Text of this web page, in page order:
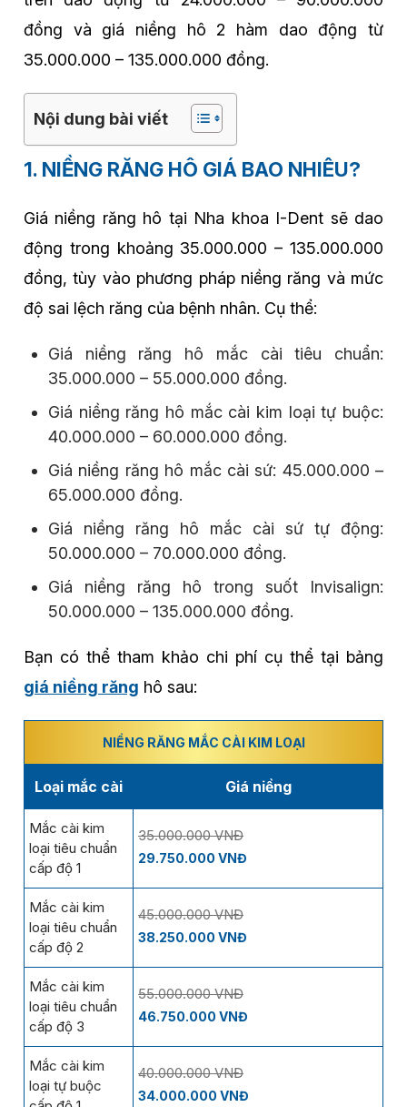
đồng và giá niềng hô 2 hàm dao động từ
35.000.000 – 135.000.000 đồng.
Nội dung bài viết
1. NIỀNG RĂNG HÔ GIÁ BAO NHIÊU?
Giá niềng răng hô tại Nha khoa I-Dent sẽ dao
động trong khoảng 35.000.000 – 135.000.000
đồng, tùy vào phương pháp niềng răng và mức
độ sai lệch răng của bệnh nhân. Cụ thể:
Giá niềng răng hô mắc cài tiêu chuẩn:
35.000.000 – 55.000.000 đồng.
Giá niềng răng hô mắc cài kim loại tự buộc:
40.000.000 – 60.000.000 đồng.
Giá niềng răng hô mắc cài sứ: 45.000.000 –
65.000.000 đồng.
Giá niềng răng hô mắc cài sứ tự động:
50.000.000 – 70.000.000 đồng.
Giá niềng răng hô trong suốt Invisalign:
50.000.000 – 135.000.000 đồng.
Bạn có thể tham khảo chi phí cụ thể tại bảng
giá niềng răng hô sau:
NIỀNG RĂNG MẮC CÀI KIM LOẠI
Loại mắc cài Giá niềng
Mắc cài kim
loại tiêu chuẩn
cấp độ 1
35.000.000 VNĐ
29.750.000 VNĐ
Mắc cài kim
loại tiêu chuẩn
cấp độ 2
45.000.000 VNĐ
38.250.000 VNĐ
Mắc cài kim
loại tiêu chuẩn
cấp độ 3
55.000.000 VNĐ
46.750.000 VNĐ
Mắc cài kim
loại tự buộc
40.000.000 VNĐ
34.000.000 VNĐ